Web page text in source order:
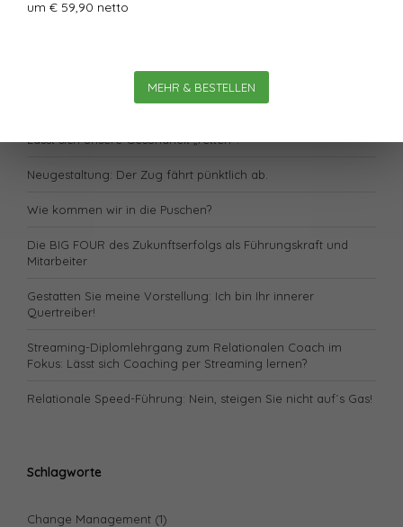
um € 59,90 netto
MEHR & BESTELLEN
Ein Plädoyer für kluge Fragen
Welche Magie hat die Skalierbarkeit?
Lässt sich unsere Gesundheit „retten“?
Neugestaltung: Der Zug fährt pünktlich ab.
Wie kommen wir in die Puschen?
Die BIG FOUR des Zukunftserfolgs als Führungskraft und
Mitarbeiter
Gestatten Sie meine Vorstellung: Ich bin Ihr innerer
Quertreiber!
Streaming-Diplomlehrgang zum Relationalen Coach im
Fokus: Lässt sich Coaching per Streaming lernen?
Relationale Speed-Führung: Nein, steigen Sie nicht auf´s Gas!
Schlagworte
Change Management (1)